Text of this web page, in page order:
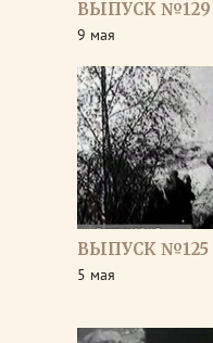
ВЫПУСК №129
9 мая
ВЫПУСК №125
5 мая